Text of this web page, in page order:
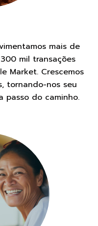
mais de
mil transações
Market. Crescemos
tornando-nos seu
passo do caminho.